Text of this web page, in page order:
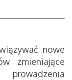
nowe
zmieniające